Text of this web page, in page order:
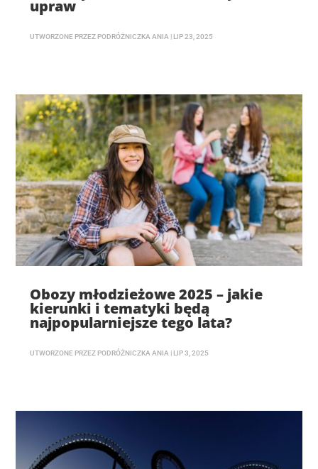
upraw
UTWORZONE PRZEZ PODRÓŻNICZKA ANIA | LIP 23, 2025
Obozy młodzieżowe 2025 – jakie
kierunki i tematyki będą
najpopularniejsze tego lata?
UTWORZONE PRZEZ PODRÓŻNICZKA ANIA | LIP 3, 2025